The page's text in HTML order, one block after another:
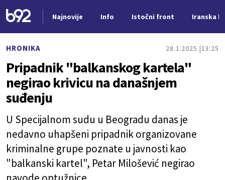
Najnovije Info Istočni front Iranska
HRONIKA 28.1.2025. 13:25
Pripadnik "balkanskog kartela"
negirao krivicu na današnjem
suđenju
U Specijalnom sudu u Beogradu danas je
nedavno uhapšeni pripadnik organizovane
kriminalne grupe poznate u javnosti kao
"balkanski kartel", Petar Milošević negirao